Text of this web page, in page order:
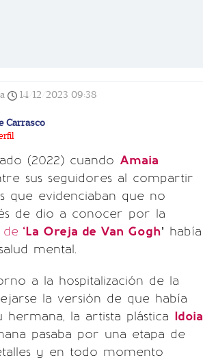
14/12/2023 09:38
Carrasco
(2022) cuando Amaia
sus seguidores al compartir
que evidenciaban que no
de dio a conocer por la
de ‘La Oreja de Van Gogh’ había
mental.
a la hospitalización de la
la versión de que había
la artista plástica Idoia
pasaba por una etapa de
y en todo momento